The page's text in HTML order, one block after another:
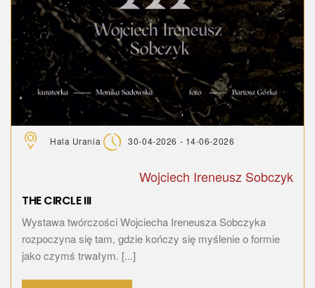
Hala Urania 30-04-2026 - 14-06-2026
Wojciech Ireneusz Sobczyk
THE CIRCLE III
Wystawa twórczości Wojciecha Ireneusza Sobczyka
rozpoczyna się tam, gdzie kończy się myślenie o formie
jako czymś trwałym. [...]